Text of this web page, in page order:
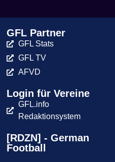
GFL Partner
GFL Stats
GFL TV
AFVD
Login für Vereine
GFL.info
Redaktionsystem
[RDZN] - German
Football